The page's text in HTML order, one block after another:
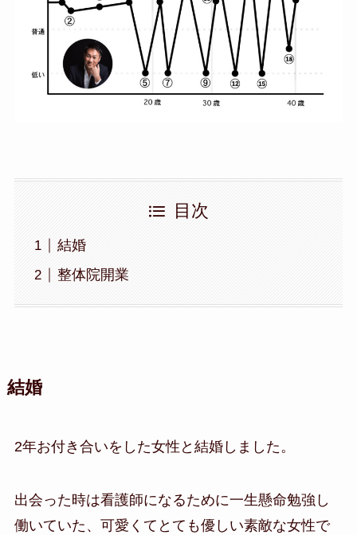
目次
結婚
整体院開業
結婚
2年お付き合いをした女性と結婚しました。
出会った時は看護師になるために一生懸命勉強し
働いていた、可愛くてとても優しい素敵な女性で